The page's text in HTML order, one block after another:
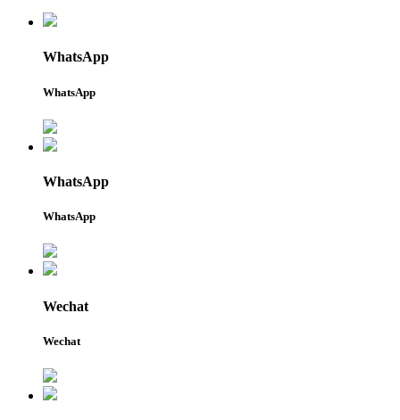
WhatsApp
WhatsApp
WhatsApp
WhatsApp
Wechat
Wechat